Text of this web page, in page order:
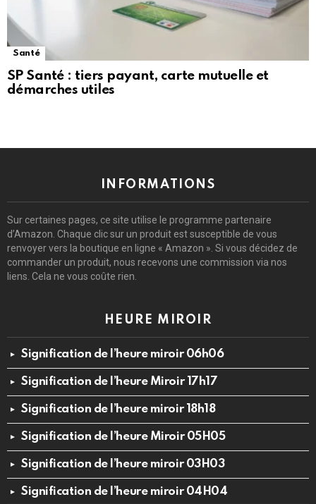
Santé
SP Santé : tiers payant, carte mutuelle et
démarches utiles
INFORMATIONS
Sur certaines pages, ce site utilise le programme partenaire
d’Amazon. Chaque clic sur un produit est susceptible de vous
renvoyer vers la boutique en ligne « Amazon ». Si vous décidez de
commander un produit, nous recevons une commission via nos
liens. Cela ne vous coûte rien.
HEURE MIROIR
Signification de l’heure miroir 06h06
Signification de l’heure Miroir 17h17
Signification de l’heure miroir 18h18
Signification de l’heure Miroir 05H05
Signification de l’heure miroir 03H03
Signification de l’heure miroir 04H04